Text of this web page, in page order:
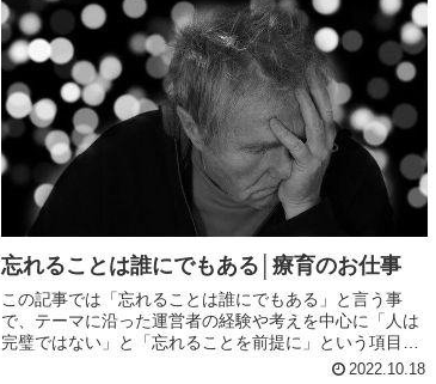
忘れることは誰にでもある│療育のお仕事
この記事では「忘れることは誰にでもある」と言う事
で、テーマに沿った運営者の経験や考えを中心に「人は
完璧ではない」と「忘れることを前提に」という項目に
分けて記事にまとめてます。日常生活や仕事でも役に立
2022.10.18